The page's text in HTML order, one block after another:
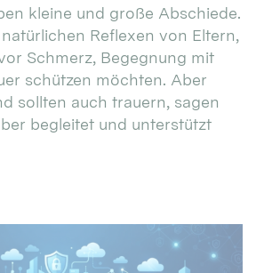
kleine und große Abschiede.
Reflexen von Eltern,
Schmerz, Begegnung mit
schützen möchten. Aber
sollten auch trauern, sagen
begleitet und unterstützt